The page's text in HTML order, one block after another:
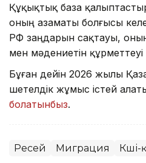
Құқықтық база
оның азаматы болғысы
РФ заңдарын сақтауы,
мен мәдениетін құрметтеуі
Бұған дейін 2026 жылы
шетелдік жұмыс істей
болатынбыз.
Ресей Миграция Көші-